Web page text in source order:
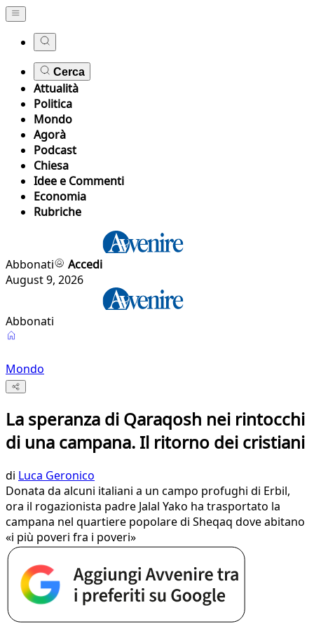
Cerca
Attualità
Politica
Mondo
Agorà
Podcast
Chiesa
Idee e Commenti
Economia
Rubriche
Abbonati
Accedi
August 9, 2026
Abbonati
Mondo
La speranza di Qaraqosh nei rintocchi
di una campana. Il ritorno dei cristiani
di Luca Geronico
Donata da alcuni italiani a un campo profughi di Erbil,
ora il rogazionista padre Jalal Yako ha trasportato la
campana nel quartiere popolare di Sheqaq dove abitano
«i più poveri fra i poveri»